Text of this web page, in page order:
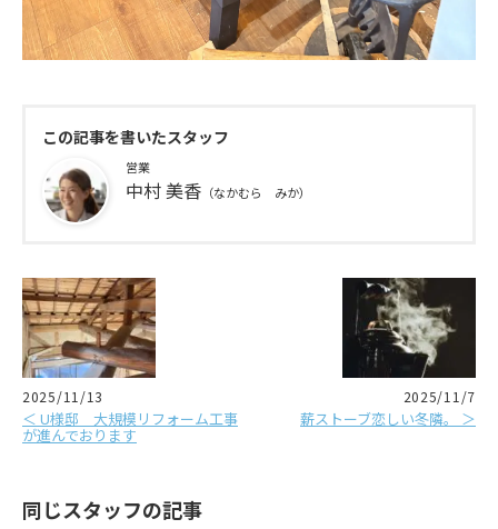
この記事を書いたスタッフ
営業
中村 美香 （なかむら みか）
2025/11/13
＜ U様邸 大規模リフォーム工事
が進んでおります
2025/11/7
薪ストーブ恋しい冬隣。 ＞
同じスタッフの記事